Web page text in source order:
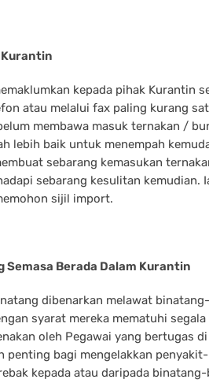
Kurantin
kepada pihak Kurantin
atau melalui fax paling kurang
membawa masuk ternakan /
lebih baik untuk menempah
sebarang kemasukan
sebarang kesulitan kemudian.
sijil import.
Berada Dalam Kurantin
dibenarkan melawat binatang-
syarat mereka mematuhi segala
oleh Pegawai yang bertugas
penting bagi mengelakkan
kepada atau daripada